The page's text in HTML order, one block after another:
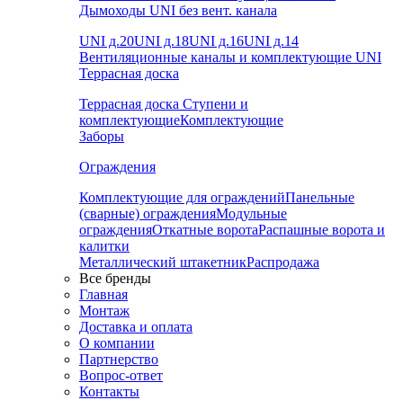
Дымоходы UNI без вент. канала
UNI д.20UNI д.18UNI д.16UNI д.14
Вентиляционные каналы и комплектующие UNI
Террасная доска
Террасная доска Ступени и
комплектующиеКомплектующие
Заборы
Ограждения
Комплектующие для огражденийПанельные
(сварные) огражденияМодульные
огражденияОткатные воротаРаспашные ворота и
калитки
Металлический штакетникРаспродажа
Все бренды
Главная
Монтаж
Доставка и оплата
О компании
Партнерство
Вопрос-ответ
Контакты